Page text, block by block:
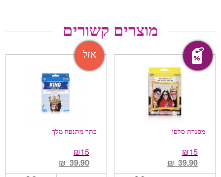
מוצרים קשורים
אזל
כתר מתנפח מלך
15
₪
39.90
₪
מבצע!
מסגרת סלפי
15
₪
39.90
₪